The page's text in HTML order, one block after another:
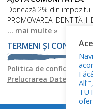
Donează 2% din impozitul
PROMOVAREA
... mai multe »
TERMENI ȘI CONDIȚII
Politica de
Prelucrarea Datelor cu